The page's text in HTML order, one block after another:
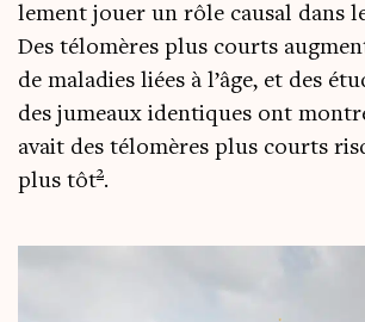
le­ment jouer un rôle cau­sal dans
Des télo­mères plus courts
de mala­dies liées à l’âge, et des
des jumeaux iden­tiques ont
avait des télo­mères plus courts
plus tôt2.